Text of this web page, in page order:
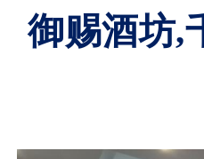
御赐酒坊,